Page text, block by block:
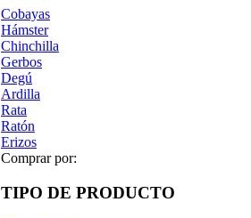
Cobayas
Hámster
Chinchilla
Gerbos
Degú
Ardilla
Rata
Ratón
Erizos
Comprar por:
TIPO DE PRODUCTO